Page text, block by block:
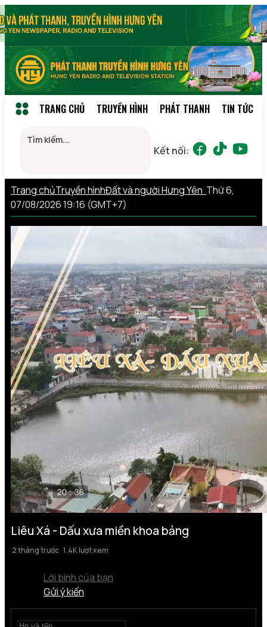
TRANG CHỦ TRUYỀN HÌNH PHÁT THANH TIN TỨC
Kết nối:
Trang chủTruyền hìnhĐất và người Hưng Yên Thứ 6,
07/08/2026 19:16 (GMT+7)
Liêu Xá - Dấu xưa miền khoa bảng
2 tháng trước 1.4K lượt xem
Lời bình của bạn
Gửi ý kiến